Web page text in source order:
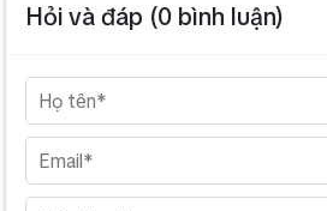
Hỏi và đáp (0 bình luận)